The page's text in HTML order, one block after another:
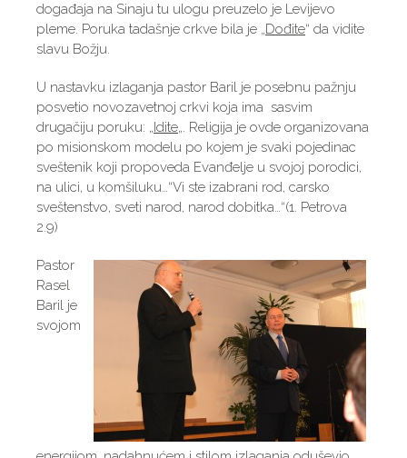
događaja na Sinaju tu ulogu preuzelo je Levijevo
pleme. Poruka tadašnje crkve bila je „Dođite“ da vidite
slavu Božju.
U nastavku izlaganja pastor Baril je posebnu pažnju
posvetio novozavetnoj crkvi koja ima sasvim
drugačiju poruku: „Idite„. Religija je ovde organizovana
po misionskom modelu po kojem je svaki pojedinac
sveštenik koji propoveda Evanđelje u svojoj porodici,
na ulici, u komšiluku…“Vi ste izabrani rod, carsko
sveštenstvo, sveti narod, narod dobitka…“(1. Petrova
2.9)
Pastor
Rasel
Baril je
svojom